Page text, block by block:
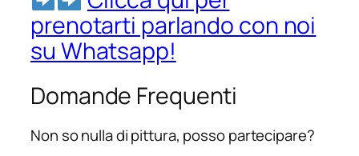
prenotarti parlando con noi
su Whatsapp!
Domande Frequenti
Non so nulla di pittura, posso partecipare?